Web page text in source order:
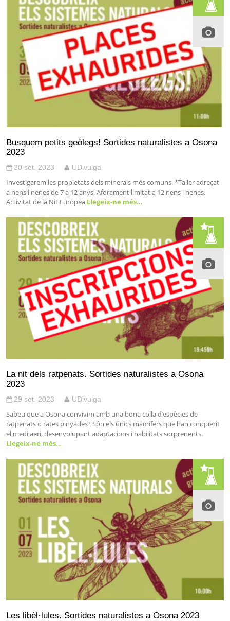
Busquem petits geòlegs! Sortides naturalistes a Osona
2023
30 set. 2023 UDivulga
Investigarem les propietats dels minerals més comuns. *Taller adreçat
a nens i nenes de 7 a 12 anys. Aforament limitat a 12 nens i nenes.
Activitat de la Nit Europea Llegeix-ne més…
La nit dels ratpenats. Sortides naturalistes a Osona
2023
29 set. 2023 UDivulga
Sabeu que a Osona convivim amb una bona colla d’espècies de
ratpenats o rates pinyades? Són els únics mamífers que han conquerit
el medi aeri, desenvolupant adaptacions i habilitats sorprenents.
Llegeix-ne més…
Les libèl·lules. Sortides naturalistes a Osona 2023